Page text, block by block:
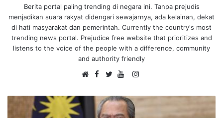
Berita portal paling trending di negara ini. Tanpa prejudis
menjadikan suara rakyat didengari sewajarnya, ada kelainan, dekat
di hati masyarakat dan pemerintah. Currently the country's most
trending news portal. Prejudice free website that prioritizes and
listens to the voice of the people with a difference, community
and authority friendly
e
F
c
e
w
i
o
u
I
s